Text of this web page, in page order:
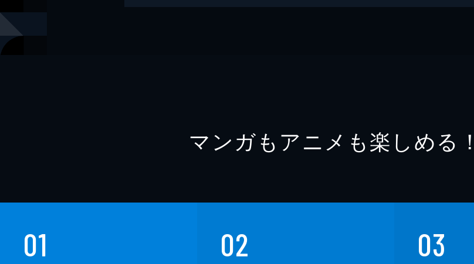
マンガもアニメも楽しめる！
01 02 03